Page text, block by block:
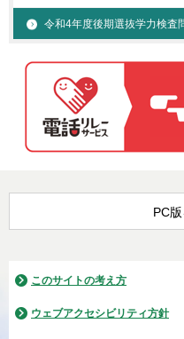
令和4年度後期選抜学力検査
PC
このサイトの考え方
ウェブアクセシビリティ方針